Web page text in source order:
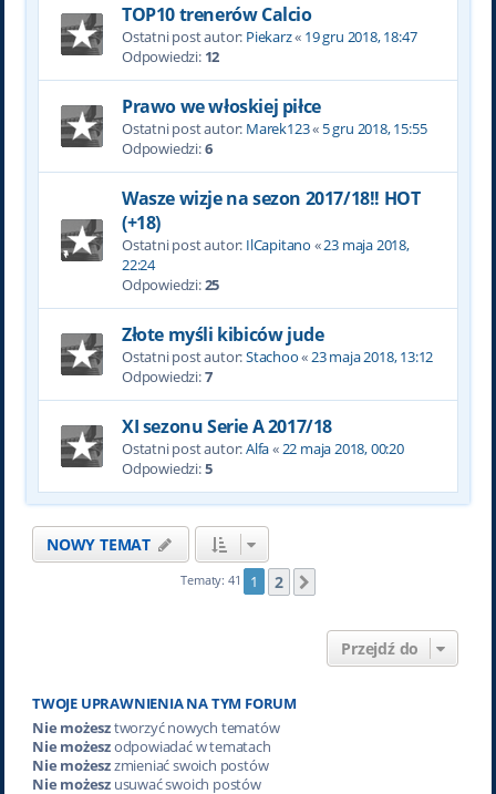
TOP10 trenerów Calcio
Ostatni post autor: Piekarz« 19 gru 2018, 18:47
Odpowiedzi: 12
Prawo we włoskiej piłce
Ostatni post autor: Marek123« 5 gru 2018, 15:55
Odpowiedzi:6
Wasze wizje na sezon 2017/18!! HOT
(+18)
Ostatni post autor: IlCapitano «23 maja 2018,
22:24
Odpowiedzi:25
Złote myśli kibiców jude
Ostatni post autor:Stachoo«23 maja 2018, 13:12
Odpowiedzi:7
XI sezonu Serie A 2017/18
Ostatni post autor:Alfa«22 maja 2018, 00:20
Odpowiedzi:5
NOWY TEMAT
Tematy: 41 1 2
Przejdź do
TWOJE UPRAWNIENIA NA TYM FORUM
Nie możesztworzyć nowych tematów
Nie możeszodpowiadać w tematach
Nie możeszzmieniać swoich postów
Nie możeszusuwać swoich postów